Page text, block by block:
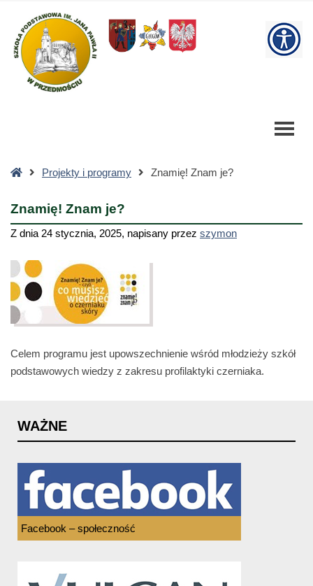
Znam
Szkoła
Podstawowa
StronaProjekty i programy Znamię! Znam je?
Znamię! Znam je?
Z dnia 24 stycznia, 2025, napisany przez szymon
Celem programu jest upowszechnienie wśród młodzieży szkół
podstawowych wiedzy z zakresu profilaktyki czerniaka.
WAŻNE
Facebook – społeczność